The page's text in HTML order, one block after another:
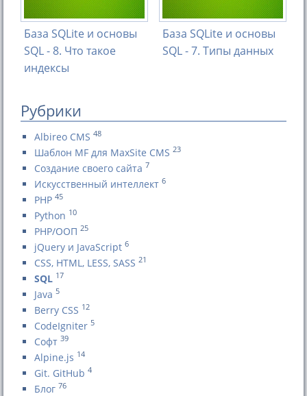
База SQLite и основы
SQL - 8. Что такое
индексы
База SQLite и основы
SQL - 7. Типы данных
Рубрики
Albireo CMS 48
Шаблон MF для MaxSite CMS 23
Создание своего сайта 7
Искусственный интеллект 6
PHP 45
Python 10
PHP/ООП 25
jQuery и JavaScript 6
CSS, HTML, LESS, SASS 21
SQL 17
Java 5
Berry CSS 12
CodeIgniter 5
Софт 39
Alpine.js 14
Git. GitHub 4
Блог 76